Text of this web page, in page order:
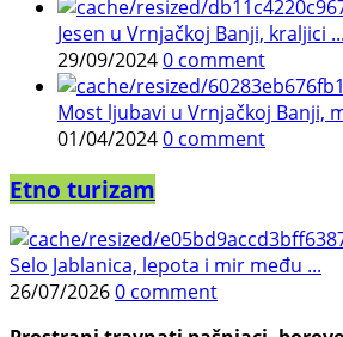
Jesen u Vrnjačkoj Banji, kraljici ...
29/09/20240 comment
Most ljubavi u Vrnjačkoj Banji,
01/04/20240 comment
Etno turizam
Selo Jablanica, lepota i mir među ...
26/07/20260 comment